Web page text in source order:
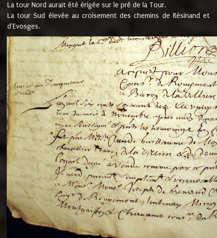
La tour Nord aurait été érigée sur le pré de la Tour.
La tour Sud élevée au croisement des chemins de Résinand et
d'Evosges.